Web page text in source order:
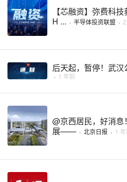
【芯融资】弥费科
H ... · 半导体投资联盟 ·
后天起，暂停！武
· 1 年前
@京西居民，好消
展—— · 北京日报 · 1